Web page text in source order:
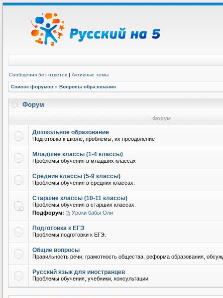
Сообщения без ответов | Активные темы
Список форумов » Вопросы образования
Форум
Форум
Дошкольное образование
Подготовка к школе, проблемы, их преодоление
Младшие классы (1-4 классы)
Проблемы обучения в младших классах
Средние классы (5-9 классы)
Проблемы обучения в средних классах.
Старшие классы (10-11 классы)
Проблемы обучения в старших классах.
Подфорум:
Уроки бабы Оли
Подготовка к ЕГЭ
Проблемы подготовки к ЕГЭ.
Общие вопросы
Правильность речи, грамотность общества, реформа образования,
Русский язык для иностранцев
Проблемы обучения, учебники, консультации